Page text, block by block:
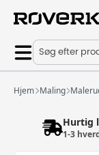
Søg efter
Hjem Maling
Hurtig
1-3